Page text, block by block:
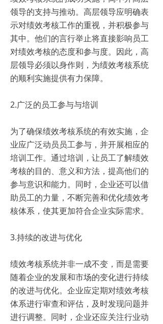
领导的支持与推动。高层领导应明确表
示对绩效考核工作的重视，并积极参与
其中。他们的言行举止将直接影响员工
对绩效考核的态度和参与度。因此，高
层领导必须以身作则，为绩效考核系统
的顺利实施提供有力保障。
2.广泛的员工参与与培训
为了确保绩效考核系统的有效实施，企
业应广泛动员员工参与，并开展相应的
培训工作。通过培训，让员工了解绩效
考核的目的、意义和方法，提高他们的
参与意识和能力。同时，企业还可以借
助员工的力量，不断完善和优化绩效考
核体系，使其更加符合企业实际需求。
3.持续的改进与优化
绩效考核系统并非一成不变，而是需要
随着企业的发展和市场的变化进行持续
的改进与优化。企业应定期对绩效考核
体系进行审查和评估，及时发现问题并
进行调整。同时，企业还应关注行业动